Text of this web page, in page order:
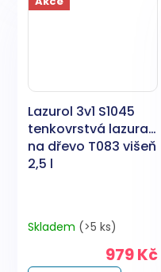
Lazurol 3v1 S1045
tenkovrstvá lazura
na dřevo T083 višeň
2,5 l
Skladem (>5 ks)
979 Kč